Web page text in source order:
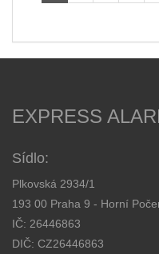
EXPRESS
Sídlo:
Plkovská 2934/1
193 00 Praha 9 - Horní
IČ: 26446863
DIČ: CZ26446863